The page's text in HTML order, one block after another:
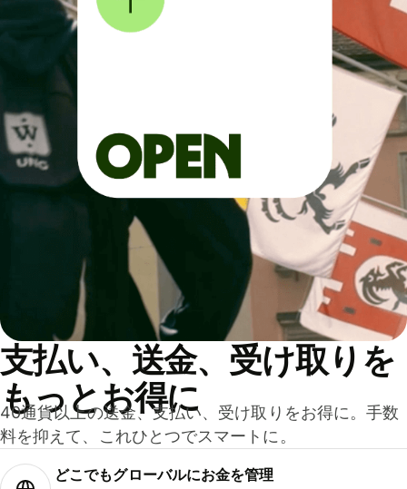
支払い、送金、受け取りを
もっとお得に
40通貨以上の送金、支払い、受け取りをお得に。手数
料を抑えて、これひとつでスマートに。
どこでもグ⁠ロ⁠ー⁠バ⁠ルにお金を管理